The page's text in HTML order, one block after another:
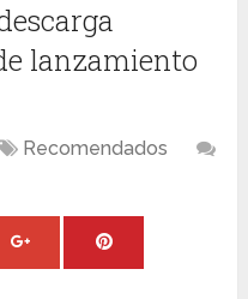
lanzamiento
Recomendados